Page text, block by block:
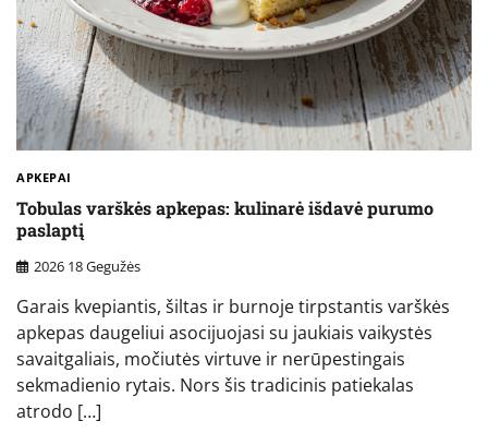
APKEPAI
Tobulas varškės apkepas: kulinarė išdavė purumo
paslaptį
2026 18 Gegužės
Garais kvepiantis, šiltas ir burnoje tirpstantis varškės
apkepas daugeliui asocijuojasi su jaukiais vaikystės
savaitgaliais, močiutės virtuve ir nerūpestingais
sekmadienio rytais. Nors šis tradicinis patiekalas
atrodo […]